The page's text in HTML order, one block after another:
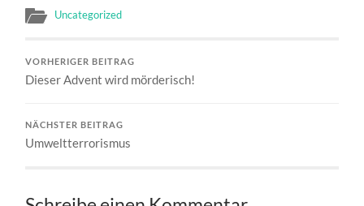
Uncategorized
VORHERIGER BEITRAG
Dieser Advent wird mörderisch!
NÄCHSTER BEITRAG
Umweltterrorismus